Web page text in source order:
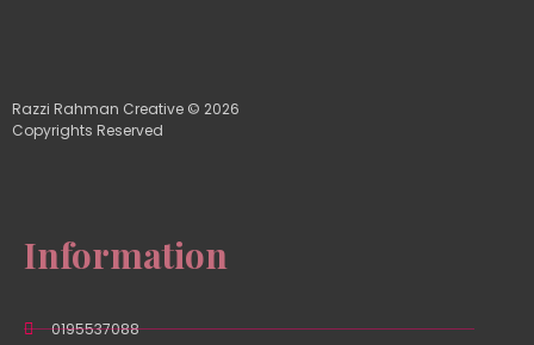
Razzi Rahman Creative © 2026
Copyrights Reserved
Information
0195537088